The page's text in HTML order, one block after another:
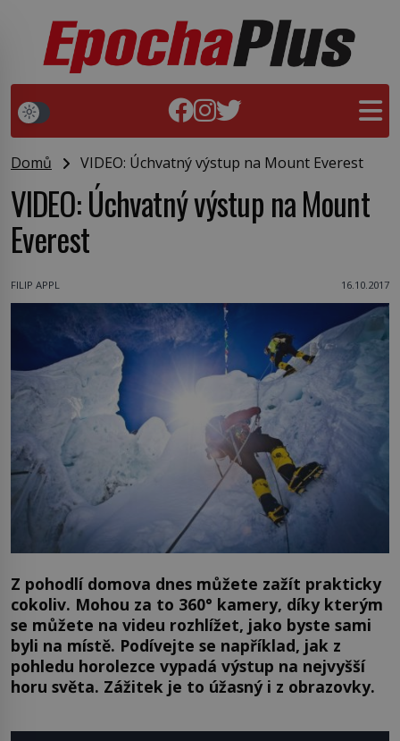
Domů VIDEO: Úchvatný výstup na Mount Everest
VIDEO: Úchvatný výstup na Mount
Everest
FILIP APPL 16.10.2017
Z pohodlí domova dnes můžete zažít prakticky
cokoliv. Mohou za to 360° kamery, díky kterým
se můžete na videu rozhlížet, jako byste sami
byli na místě. Podívejte se například, jak z
pohledu horolezce vypadá výstup na nejvyšší
horu světa. Zážitek je to úžasný i z obrazovky.